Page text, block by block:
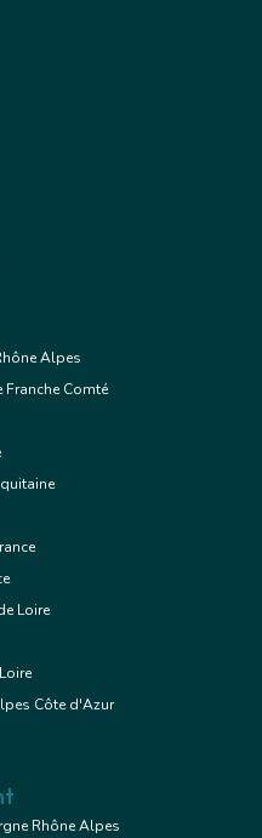
Alpes
Comté
Loire
Côte d'Azur
Rhône Alpes